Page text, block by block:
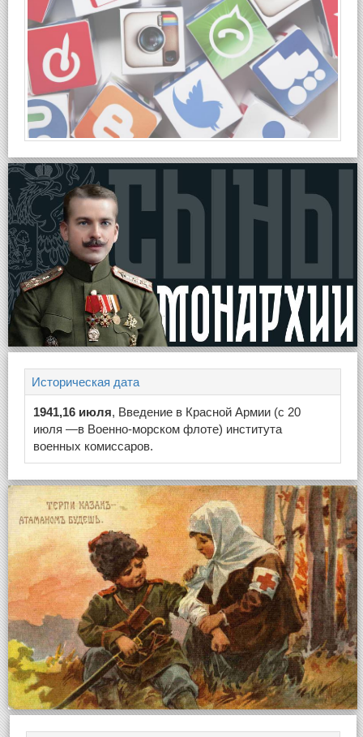
Историческая дата
1941,16 июля, Введение в Красной Армии (с 20
июля —в Военно-морском флоте) института
военных комиссаров.